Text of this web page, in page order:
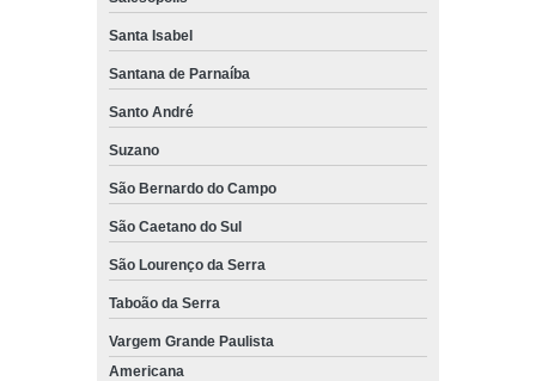
Santa Isabel
Santana de Parnaíba
Santo André
Suzano
São Bernardo do Campo
São Caetano do Sul
São Lourenço da Serra
Taboão da Serra
Vargem Grande Paulista
Americana